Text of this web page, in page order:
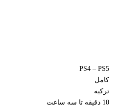
PS4 – PS5
کامل
ترکیه
10 دقیقه تا سه ساعت